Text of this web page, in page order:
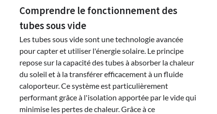
Comprendre le fonctionnement des
tubes sous vide
Les tubes sous vide sont une technologie avancée
pour capter et utiliser l'énergie solaire. Le principe
repose sur la capacité des tubes à absorber la chaleur
du soleil et à la transférer efficacement à un fluide
caloporteur. Ce système est particulièrement
performant grâce à l'isolation apportée par le vide qui
minimise les pertes de chaleur. Grâce à ce